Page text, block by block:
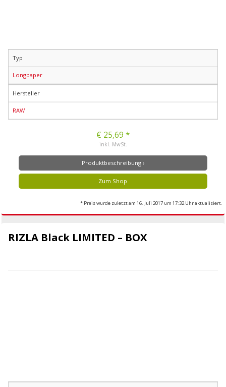
Typ
Longpaper
Hersteller
RAW
€ 25,69 *
inkl. MwSt.
Produktbeschreibung ›
Zum Shop
* Preis wurde zuletzt am 16. Juli 2017 um 17:32 Uhr aktualisiert.
RIZLA Black LIMITED – BOX